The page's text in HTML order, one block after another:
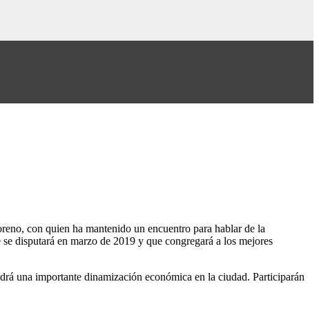
con quien ha mantenido un encuentro para hablar de la
disputará en marzo de 2019 y que congregará a los mejores
una importante dinamización económica en la ciudad. Participarán